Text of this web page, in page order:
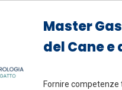
Master
del Cane e
Fornire